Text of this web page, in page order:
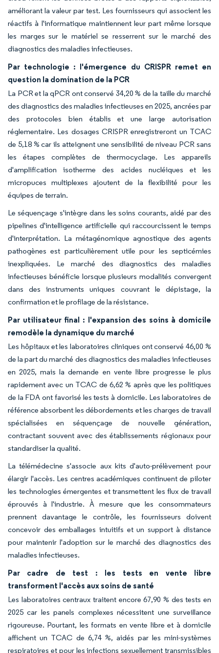
améliorant la valeur par test. Les fournisseurs qui associent les
réactifs à l'informatique maintiennent leur part même lorsque
les marges sur le matériel se resserrent sur le marché des
diagnostics des maladies infectieuses.
Par technologie : l'émergence du CRISPR remet en
question la domination de la PCR
La PCR et la qPCR ont conservé 34,20 % de la taille du marché
des diagnostics des maladies infectieuses en 2025, ancrées par
des protocoles bien établis et une large autorisation
réglementaire. Les dosages CRISPR enregistreront un TCAC
de 5,18 % car ils atteignent une sensibilité de niveau PCR sans
les étapes complètes de thermocyclage. Les appareils
d'amplification isotherme des acides nucléiques et les
micropuces multiplexes ajoutent de la flexibilité pour les
équipes de terrain.
Le séquençage s'intègre dans les soins courants, aidé par des
pipelines d'intelligence artificielle qui raccourcissent le temps
d'interprétation. La métagénomique agnostique des agents
pathogènes est particulièrement utile pour les septicémies
inexpliquées. Le marché des diagnostics des maladies
infectieuses bénéficie lorsque plusieurs modalités convergent
dans des instruments uniques couvrant le dépistage, la
confirmation et le profilage de la résistance.
Par utilisateur final : l'expansion des soins à domicile
remodèle la dynamique du marché
Les hôpitaux et les laboratoires cliniques ont conservé 46,00 %
de la part du marché des diagnostics des maladies infectieuses
en 2025, mais la demande en vente libre progresse le plus
rapidement avec un TCAC de 6,62 % après que les politiques
de la FDA ont favorisé les tests à domicile. Les laboratoires de
référence absorbent les débordements et les charges de travail
spécialisées en séquençage de nouvelle génération,
contractant souvent avec des établissements régionaux pour
standardiser la qualité.
La télémédecine s'associe aux kits d'auto-prélèvement pour
élargir l'accès. Les centres académiques continuent de piloter
les technologies émergentes et transmettent les flux de travail
éprouvés à l'industrie. À mesure que les consommateurs
prennent davantage le contrôle, les fournisseurs doivent
concevoir des emballages intuitifs et un support à distance
pour maintenir l'adoption sur le marché des diagnostics des
maladies infectieuses.
Par cadre de test : les tests en vente libre
transforment l'accès aux soins de santé
Les laboratoires centraux traitent encore 67,90 % des tests en
2025 car les panels complexes nécessitent une surveillance
rigoureuse. Pourtant, les formats en vente libre et à domicile
affichent un TCAC de 6,74 %, aidés par les mini-systèmes
respiratoires et pour les infections sexuellement transmissibles